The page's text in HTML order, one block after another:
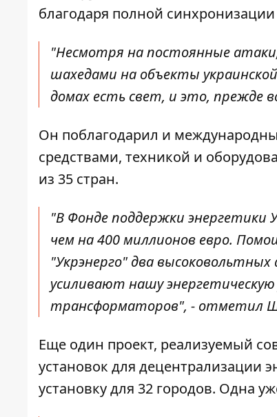
благодаря полной синхронизации
"Несмотря на постоянные
шахедами на объекты
домах есть свет, и это, прежде
Он поблагодарил и
средствами, техникой и
из 35 стран.
"В Фонде поддержки энергетики
чем на 400 миллионов евро.
"Укрэнерго" два
усиливают нашу
трансформаторов", - отметил
Еще один проект, реализуемый
установок для децентрализации
установку для 32 городов. Одна